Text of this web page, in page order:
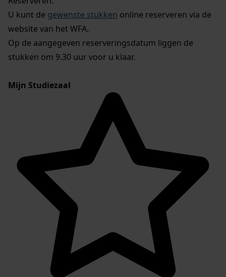
U kunt de gewenste stukken online reserveren via de
website van het WFA.
Op de aangegeven reserveringsdatum liggen de
stukken om 9.30 uur voor u klaar.
Mijn Studiezaal